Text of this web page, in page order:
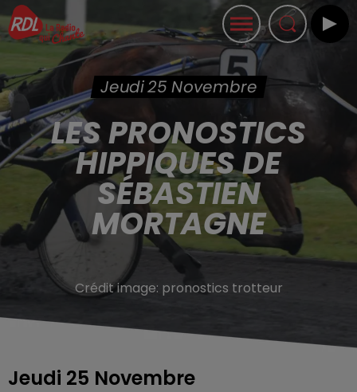
Jeudi 25 Novembre
LES PRONOSTICS
HIPPIQUES DE
SÉBASTIEN
MORTAGNE
Crédit image: pronostics trotteur
Jeudi 25 Novembre